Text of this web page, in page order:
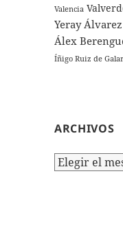
Valencia
Yeray Álvarez
Álex
Íñigo Ruiz de
ARCHIVOS
Archivos